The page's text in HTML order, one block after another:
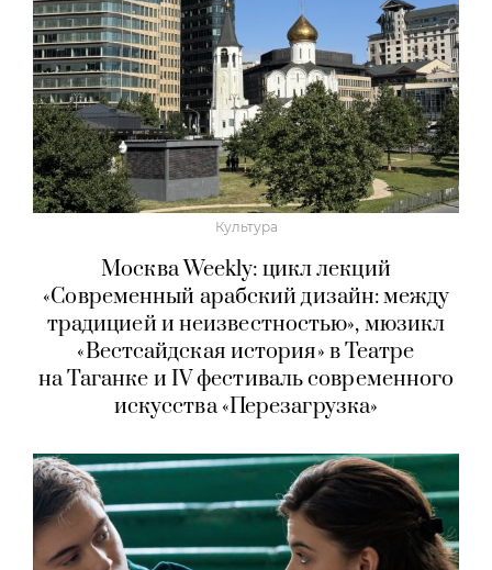
Культура
Москва Weekly: цикл лекций
«Современный арабский дизайн: между
традицией и неизвестностью», мюзикл
«Вестсайдская история» в Театре
на Таганке и IV фестиваль современного
искусства «Перезагрузка»